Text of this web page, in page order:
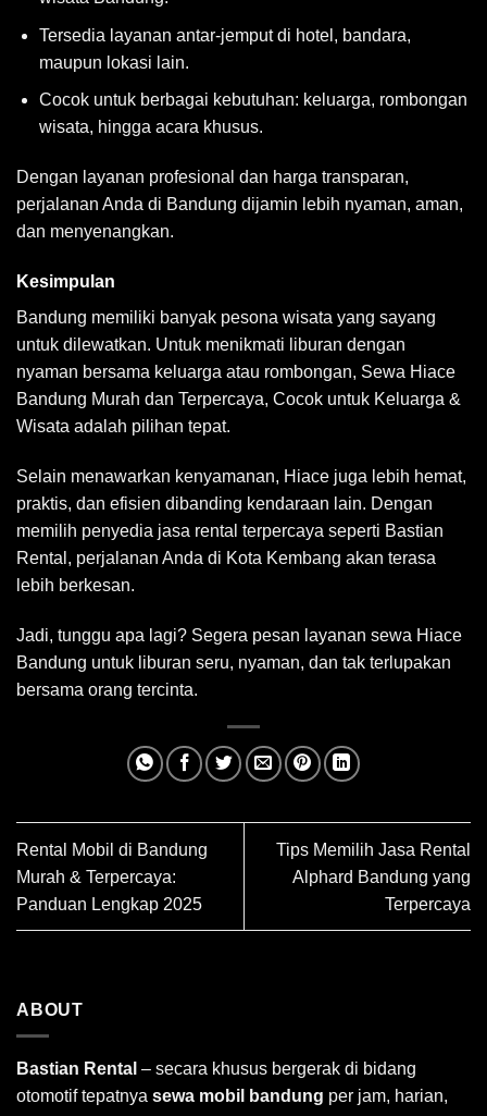
Tersedia layanan antar-jemput di hotel, bandara,
maupun lokasi lain.
Cocok untuk berbagai kebutuhan: keluarga, rombongan
wisata, hingga acara khusus.
Dengan layanan profesional dan harga transparan,
perjalanan Anda di Bandung dijamin lebih nyaman, aman,
dan menyenangkan.
Kesimpulan
Bandung memiliki banyak pesona wisata yang sayang
untuk dilewatkan. Untuk menikmati liburan dengan
nyaman bersama keluarga atau rombongan, Sewa Hiace
Bandung Murah dan Terpercaya, Cocok untuk Keluarga &
Wisata adalah pilihan tepat.
Selain menawarkan kenyamanan, Hiace juga lebih hemat,
praktis, dan efisien dibanding kendaraan lain. Dengan
memilih penyedia jasa rental terpercaya seperti Bastian
Rental, perjalanan Anda di Kota Kembang akan terasa
lebih berkesan.
Jadi, tunggu apa lagi? Segera pesan layanan sewa Hiace
Bandung untuk liburan seru, nyaman, dan tak terlupakan
bersama orang tercinta.
Rental Mobil di Bandung
Murah & Terpercaya:
Panduan Lengkap 2025
Tips Memilih Jasa Rental
Alphard Bandung yang
Terpercaya
ABOUT
Bastian Rental – secara khusus bergerak di bidang
otomotif tepatnya sewa mobil bandung per jam, harian,